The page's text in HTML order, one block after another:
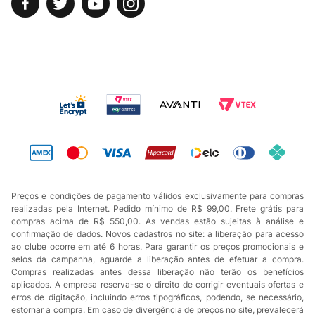
Preços e condições de pagamento válidos exclusivamente para compras
realizadas pela Internet. Pedido mínimo de R$ 99,00. Frete grátis para
compras acima de R$ 550,00. As vendas estão sujeitas à análise e
confirmação de dados. Novos cadastros no site: a liberação para acesso
ao clube ocorre em até 6 horas. Para garantir os preços promocionais e
selos da campanha, aguarde a liberação antes de efetuar a compra.
Compras realizadas antes dessa liberação não terão os benefícios
aplicados. A empresa reserva-se o direito de corrigir eventuais ofertas e
erros de digitação, incluindo erros tipográficos, podendo, se necessário,
estornar a compra. Em caso de divergência de preços no site, prevalecerá